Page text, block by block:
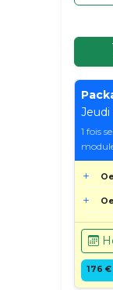
Jeudi
1 fois
176